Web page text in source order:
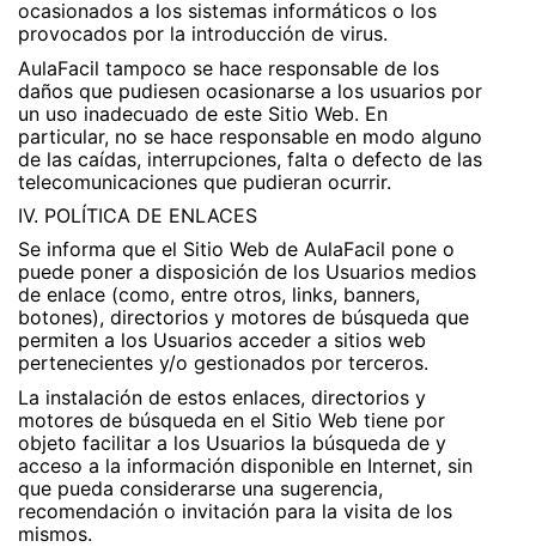
ocasionados a los sistemas informáticos o los
provocados por la introducción de virus.
AulaFacil tampoco se hace responsable de los
daños que pudiesen ocasionarse a los usuarios por
un uso inadecuado de este Sitio Web. En
particular, no se hace responsable en modo alguno
de las caídas, interrupciones, falta o defecto de las
telecomunicaciones que pudieran ocurrir.
IV. POLÍTICA DE ENLACES
Se informa que el Sitio Web de AulaFacil pone o
puede poner a disposición de los Usuarios medios
de enlace (como, entre otros, links, banners,
botones), directorios y motores de búsqueda que
permiten a los Usuarios acceder a sitios web
pertenecientes y/o gestionados por terceros.
La instalación de estos enlaces, directorios y
motores de búsqueda en el Sitio Web tiene por
objeto facilitar a los Usuarios la búsqueda de y
acceso a la información disponible en Internet, sin
que pueda considerarse una sugerencia,
recomendación o invitación para la visita de los
mismos.